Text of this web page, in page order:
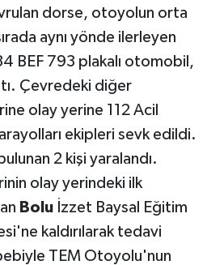
dorse, otoyolun orta
aynı yönde ilerleyen
BEF 793 plakalı otomobil,
Çevredeki diğer
olay yerine 112 Acil
ekipleri sevk edildi.
2 kişi yaralandı.
olay yerindeki ilk
Boluİzzet Baysal Eğitim
kaldırılarak tedavi
TEM Otoyolu'nun